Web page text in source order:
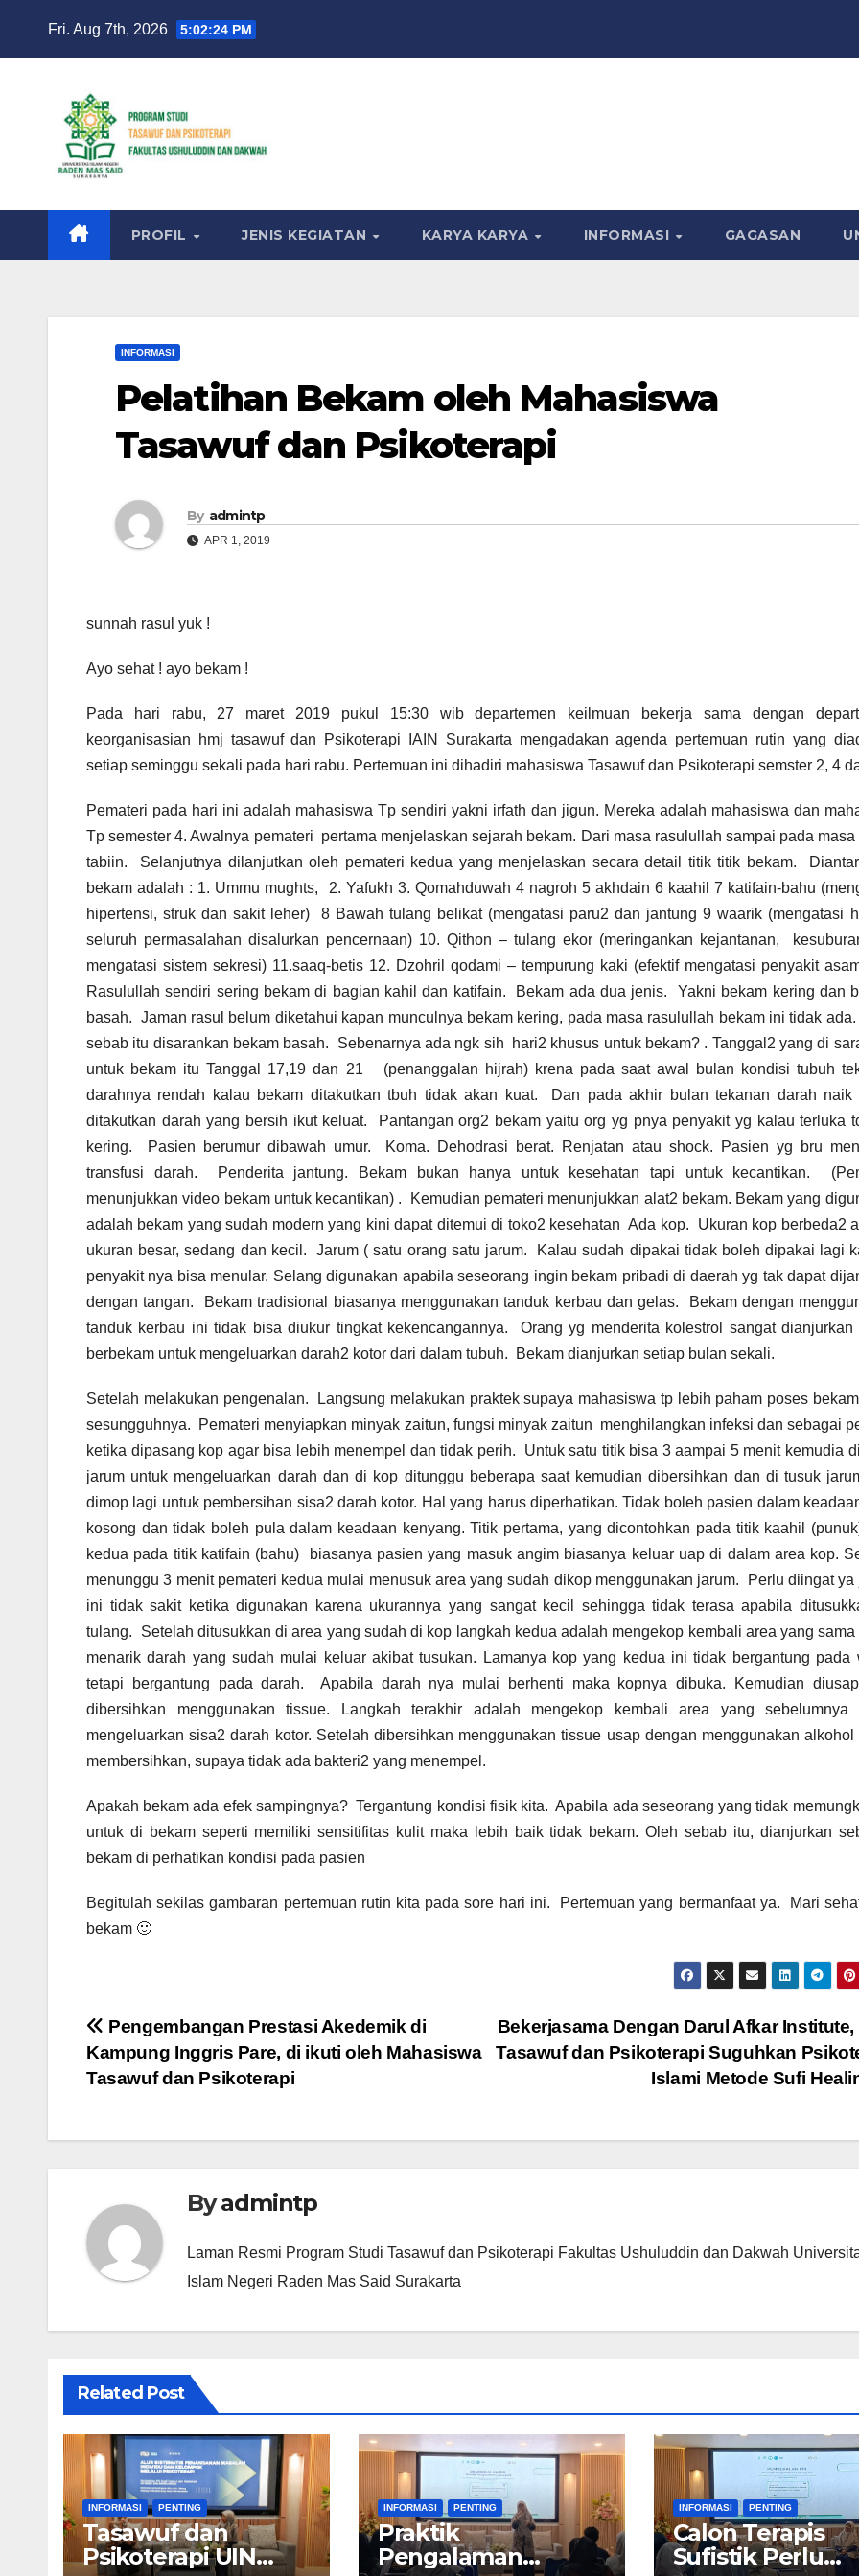
Fri. Aug 7th, 2026 5:02:25 PM
PROFIL JENIS KEGIATAN KARYA KARYA INFORMASI GAGASAN
INFORMASI
Pelatihan Bekam oleh Mahasiswa
Tasawuf dan Psikoterapi
By admintp
APR 1, 2019
sunnah rasul yuk !
Ayo sehat ! ayo bekam !
Pada hari rabu, 27 maret 2019 pukul 15:30 wib departemen keilmuan bekerja sama dengan
keorganisasian hmj tasawuf dan Psikoterapi IAIN Surakarta mengadakan agenda pertemuan rutin yang
setiap seminggu sekali pada hari rabu. Pertemuan ini dihadiri mahasiswa Tasawuf dan Psikoterapi semster 2, 4
Pemateri pada hari ini adalah mahasiswa Tp sendiri yakni irfath dan jigun. Mereka adalah mahasiswa dan
Tp semester 4. Awalnya pemateri pertama menjelaskan sejarah bekam. Dari masa rasulullah sampai pada masa
tabiin. Selanjutnya dilanjutkan oleh pemateri kedua yang menjelaskan secara detail titik titik bekam.
bekam adalah : 1. Ummu mughts, 2. Yafukh 3. Qomahduwah 4 nagroh 5 akhdain 6 kaahil 7 katifain-bahu
hipertensi, struk dan sakit leher) 8 Bawah tulang belikat (mengatasi paru2 dan jantung 9 waarik (mengatasi
seluruh permasalahan disalurkan pencernaan) 10. Qithon – tulang ekor (meringankan kejantanan,
mengatasi sistem sekresi) 11.saaq-betis 12. Dzohril qodami – tempurung kaki (efektif mengatasi penyakit
Rasulullah sendiri sering bekam di bagian kahil dan katifain. Bekam ada dua jenis. Yakni bekam kering dan
basah. Jaman rasul belum diketahui kapan munculnya bekam kering, pada masa rasulullah bekam ini tidak
sebab itu disarankan bekam basah. Sebenarnya ada ngk sih hari2 khusus untuk bekam? . Tanggal2 yang di
untuk bekam itu Tanggal 17,19 dan 21 (penanggalan hijrah) krena pada saat awal bulan kondisi tubuh
darahnya rendah kalau bekam ditakutkan tbuh tidak akan kuat. Dan pada akhir bulan tekanan darah naik
ditakutkan darah yang bersih ikut keluat. Pantangan org2 bekam yaitu org yg pnya penyakit yg kalau terluka
kering. Pasien berumur dibawah umur. Koma. Dehodrasi berat. Renjatan atau shock. Pasien yg bru
transfusi darah. Penderita jantung. Bekam bukan hanya untuk kesehatan tapi untuk kecantikan.
menunjukkan video bekam untuk kecantikan) . Kemudian pemateri menunjukkan alat2 bekam. Bekam yang
adalah bekam yang sudah modern yang kini dapat ditemui di toko2 kesehatan Ada kop. Ukuran kop berbeda2
ukuran besar, sedang dan kecil. Jarum ( satu orang satu jarum. Kalau sudah dipakai tidak boleh dipakai lagi
penyakit nya bisa menular. Selang digunakan apabila seseorang ingin bekam pribadi di daerah yg tak dapat
dengan tangan. Bekam tradisional biasanya menggunakan tanduk kerbau dan gelas. Bekam dengan
tanduk kerbau ini tidak bisa diukur tingkat kekencangannya. Orang yg menderita kolestrol sangat dianjurkan
berbekam untuk mengeluarkan darah2 kotor dari dalam tubuh. Bekam dianjurkan setiap bulan sekali.
Setelah melakukan pengenalan. Langsung melakukan praktek supaya mahasiswa tp lebih paham poses
sesungguhnya. Pemateri menyiapkan minyak zaitun, fungsi minyak zaitun menghilangkan infeksi dan sebagai
ketika dipasang kop agar bisa lebih menempel dan tidak perih. Untuk satu titik bisa 3 aampai 5 menit kemudia
jarum untuk mengeluarkan darah dan di kop ditunggu beberapa saat kemudian dibersihkan dan di tusuk
dimop lagi untuk pembersihan sisa2 darah kotor. Hal yang harus diperhatikan. Tidak boleh pasien dalam
kosong dan tidak boleh pula dalam keadaan kenyang. Titik pertama, yang dicontohkan pada titik kaahil
kedua pada titik katifain (bahu) biasanya pasien yang masuk angim biasanya keluar uap di dalam area kop.
menunggu 3 menit pemateri kedua mulai menusuk area yang sudah dikop menggunakan jarum. Perlu diingat ya
ini tidak sakit ketika digunakan karena ukurannya yang sangat kecil sehingga tidak terasa apabila
tulang. Setelah ditusukkan di area yang sudah di kop langkah kedua adalah mengekop kembali area yang sama
menarik darah yang sudah mulai keluar akibat tusukan. Lamanya kop yang kedua ini tidak bergantung pada
tetapi bergantung pada darah. Apabila darah nya mulai berhenti maka kopnya dibuka. Kemudian
dibersihkan menggunakan tissue. Langkah terakhir adalah mengekop kembali area yang sebelumnya
mengeluarkan sisa2 darah kotor. Setelah dibersihkan menggunakan tissue usap dengan menggunakan alkohol
membersihkan, supaya tidak ada bakteri2 yang menempel.
Apakah bekam ada efek sampingnya? Tergantung kondisi fisik kita. Apabila ada seseorang yang tidak
untuk di bekam seperti memiliki sensitifitas kulit maka lebih baik tidak bekam. Oleh sebab itu, dianjurkan
bekam di perhatikan kondisi pada pasien
Begitulah sekilas gambaran pertemuan rutin kita pada sore hari ini. Pertemuan yang bermanfaat ya. Mari
bekam 🙂
Post
navigation
Bekerjasama Dengan Darul Afkar Institute,
Tasawuf dan Psikoterapi Suguhkan
Islami Metode Sufi
Pengembangan Prestasi Akedemik di
Kampung Inggris Pare, di ikuti oleh Mahasiswa
Tasawuf dan Psikoterapi
Byadmintp
Laman Resmi Program Studi Tasawuf dan Psikoterapi Fakultas Ushuluddin dan Dakwah
Islam Negeri Raden Mas Said Surakarta
Related Post
INFORMASI PENTING
Tasawuf dan
Psikoterapi UIN
INFORMASI PENTING
Praktik
Pengalaman
INFORMASI PENTING
Calon Terapis
Sufistik Perlu